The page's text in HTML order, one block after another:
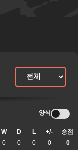
양식
W D L +/- 승점
0 0 0 0 0